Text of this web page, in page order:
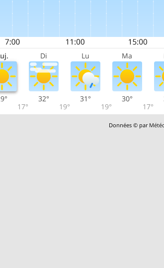
Di Lu Ma
17°
32°
19°
31°
19°
30°
17°
Données © par